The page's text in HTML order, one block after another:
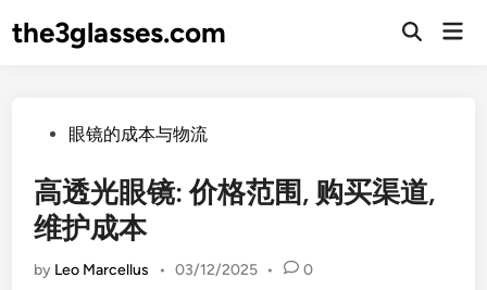
tothe3glasses.com
Open
Posted眼镜的成本与物流
高透光眼镜: 价格范围, 购买渠道,
维护成本
by Leo Marcellus • 03/12/2025 • 0